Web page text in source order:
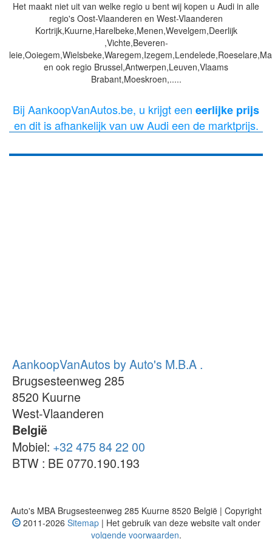
Het maakt niet uit van welke regio u bent wij kopen u Audi in alle
regio's Oost-Vlaanderen en West-Vlaanderen
Kortrijk,Kuurne,Harelbeke,Menen,Wevelgem,Deerlijk
,Vichte,Beveren-
en ook regio Brussel,Antwerpen,Leuven,Vlaams
Brabant,Moeskroen,.....
Bij AankoopVanAutos.be, u krijgt een eerlijke prijs
en dit is afhankelijk van uw Audi een de marktprijs.
AankoopVanAutos by Auto's M.B.A .
Brugsesteenweg 285
8520 Kuurne
West-Vlaanderen
België
Mobiel: +32 475 84 22 00
BTW : BE 0770.190.193
Auto's MBA Brugsesteenweg 285 Kuurne 8520 België | Copyright
2011-2026 Sitemap| Het gebruik van deze website valt onder
volgende voorwaarden.